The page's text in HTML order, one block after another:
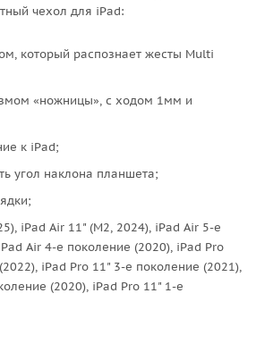
чехол для iPad:
который распознает жесты Multi
«ножницы», с ходом 1мм и
к iPad;
угол наклона планшета;
iPad Air 11" (M2, 2024), iPad Air 5-е
Air 4-е поколение (2020), iPad Pro
iPad Pro 11" 3-е поколение (2021),
(2020), iPad Pro 11" 1-е